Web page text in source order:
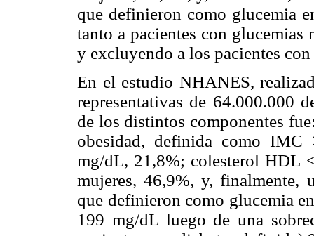
que definieron como glucemia
tanto a pacientes con
y excluyendo a los pacientes
En el estudio NHANES,
representativas de 64.000.000
de los distintos componentes
obesidad, definida como
mg/dL, 21,8%; colesterol HDL
mujeres, 46,9%, y, finalmente,
que definieron como glucemia
199 mg/dL luego de una